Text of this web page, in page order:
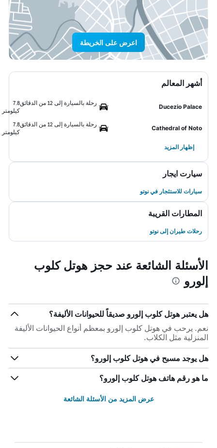
اعرض على الخريطة
أشهر المعالم
Ducezio Palace
رحلة بالسيارة إلى 12 من الدقائق
7.8
كيلومتر
Cathedral of Noto
رحلة بالسيارة إلى 12 من الدقائق
7.8
كيلومتر
إظهار المزيد
سيارت ايجار
سيارات للاستئجار في نوتو
المطارات القريبة
رحلات طيران إلى نوتو
الأسئلة الشائعة عند حجز هوتل كلوب
إلورو
هل يعتبر هوتل كلوب إلورو صديقاً للحيوانات الأليفة؟
نعم. يرحب في هوتل كلوب إلورو بمعظم أنواع الحيوانات الأليفة
المنزلية مثل الكلاب.
هل يوجد مسبح في هوتل كلوب إلورو؟
ما هو رقم هاتف هوتل كلوب إلورو؟
عرض المزيد من الأسئلة الشائعة